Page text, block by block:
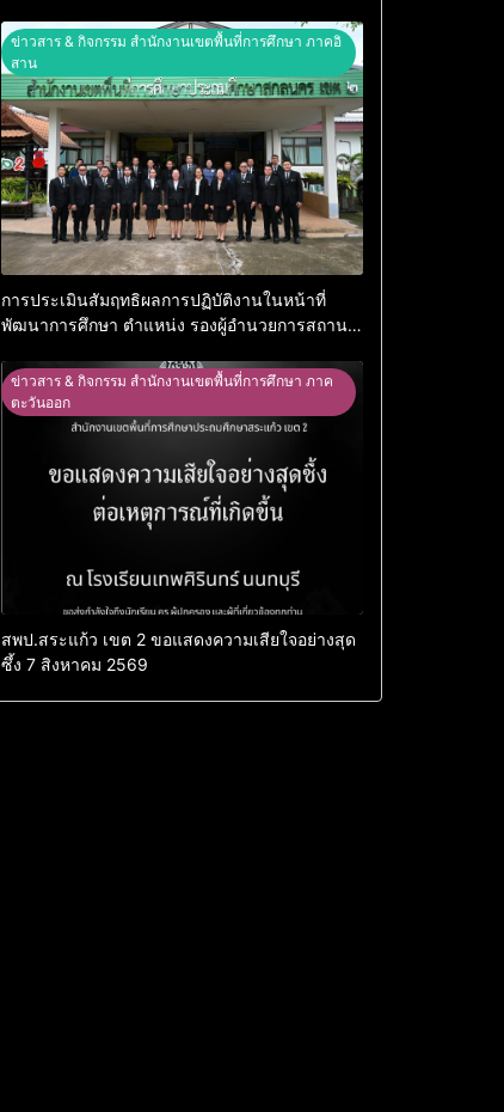
ข่าวสาร & กิจกรรม สำนักงานเขตพื้นที่การศึกษา ภาคอิ
สาน
การประเมินสัมฤทธิผลการปฏิบัติงานในหน้าที่
พัฒนาการศึกษา ตำแหน่ง รองผู้อำนวยการสถาน
ข่าวสาร & กิจกรรม สำนักงานเขตพื้นที่การศึกษา ภาค
ตะวันออก
สพป.สระแก้ว เขต 2 ขอแสดงความเสียใจอย่างสุด
ซึ้ง 7 สิงหาคม 2569